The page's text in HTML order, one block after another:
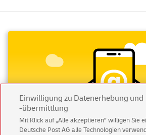
Einwilligung zu Datenerhebung und
-übermittlung
Mit Klick auf „Alle akzeptieren” willigen Sie
Deutsche Post AG alle Technologien